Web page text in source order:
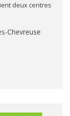
deux centres
Chevreuse